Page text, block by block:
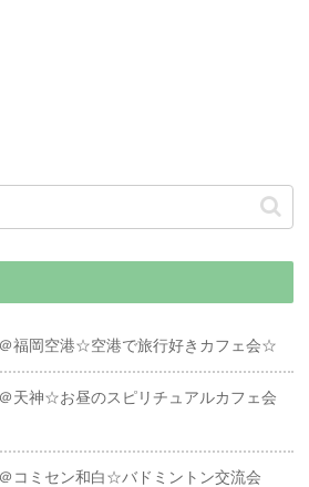
福岡空港☆空港で旅行好きカフェ会☆
天神☆お昼のスピリチュアルカフェ会
コミセン和白☆バドミントン交流会